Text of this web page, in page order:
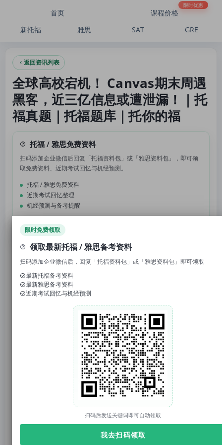
全球高校宕机！ Canvas期末周遇黑客，近三亿信息或遭泄漏！｜托福真题｜托福题
首页 课程价格
限时优惠
新托福 雅思 SAT GRE
返回资讯列表
全球高校宕机！ Canvas期末周遇
黑客，近三亿信息或遭泄漏！｜托
福真题｜托福题库｜托你的福
托福 / 雅思免费资料
扫码添加企业微信后回复「托福资料包」或「雅思资料包」，即可领
取免费资料、近期考试回忆与机经预测。
托福 / 雅思免费资料
近期考试回忆整理
机经预测与备考提醒
1. 回复“模考”，免费参加托福/雅思/SAT真题模考
2. 回复考试日期如“0117”，领取考试预测题
3. 回复托福成绩如“托福98”，获得雅思成绩换算
官网：tuonidefu.com.cn
“忙中出错、火上浇油、事情越多麻烦越多……，”这些
期末周留学生鸡飞蛋打的现状。
限时免费领取
领取最新托福 / 雅思备考资料
扫码添加企业微信后，回复「托福资料包」或「雅思资料包」即可领取
最新托福备考资料
最新雅思备考资料
近期考试回忆与机经预测
扫码后发送关键词即可自动领取
我去扫码领取